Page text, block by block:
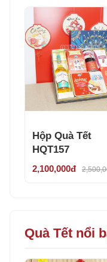
Hộp Quà Tết
HQT157
2,100,000đ
Quà Tết nổi